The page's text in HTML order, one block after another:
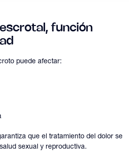
función
puede afectar:
que el tratamiento del dolor se
sexual y reproductiva.